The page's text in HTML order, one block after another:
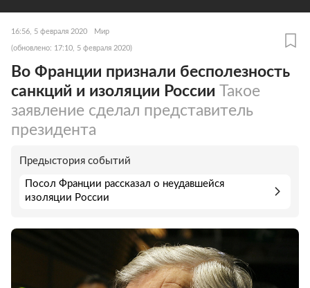
16:56, 5 февраля 2020 Мир
(обновлено: 17:10, 5 февраля 2020)
Во Франции признали бесполезность
санкций и изоляции России Такое
заявление сделал представитель
президента
Предыстория событий
Посол Франции рассказал о неудавшейся
изоляции России